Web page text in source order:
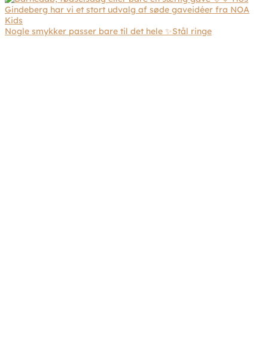
Nogle smykker passer bare til det hele ✨Stål ringe